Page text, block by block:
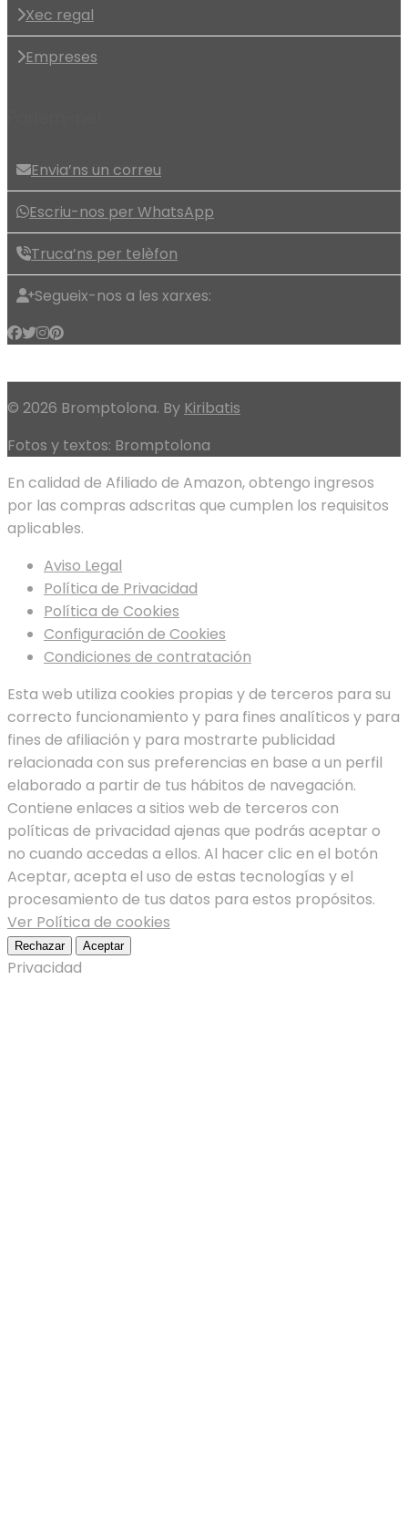
Xec regal
Empreses
Envia’ns un correu
Escriu-nos per WhatsApp
Truca’ns per telèfon
Segueix-nos a les xarxes:
© 2026 Bromptolona. By Kiribatis
Fotos y textos: Bromptolona
En calidad de Afiliado de Amazon, obtengo ingresos
por las compras adscritas que cumplen los requisitos
aplicables.
Aviso Legal
Política de Privacidad
Política de Cookies
Configuración de Cookies
Condiciones de contratación
Esta web utiliza cookies propias y de terceros para su
correcto funcionamiento y para fines analíticos y para
fines de afiliación y para mostrarte publicidad
relacionada con sus preferencias en base a un perfil
elaborado a partir de tus hábitos de navegación.
Contiene enlaces a sitios web de terceros con
políticas de privacidad ajenas que podrás aceptar o
no cuando accedas a ellos. Al hacer clic en el botón
Aceptar, acepta el uso de estas tecnologías y el
procesamiento de tus datos para estos propósitos.
Ver Política de cookies
Rechazar Aceptar
Privacidad